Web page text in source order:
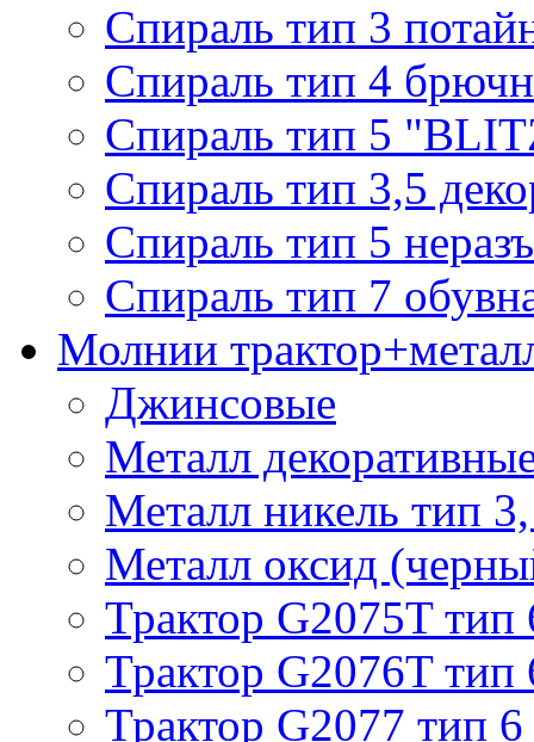
Спираль тип 3
Спираль тип 4
Спираль тип 5
Спираль тип 3,5
Спираль тип 5
Спираль тип 7
Молнии
Джинсовые
Металл
Металл никель тип
Металл оксид
Трактор G2075T тип
Трактор G2076T тип
Трактор G2077 тип 6